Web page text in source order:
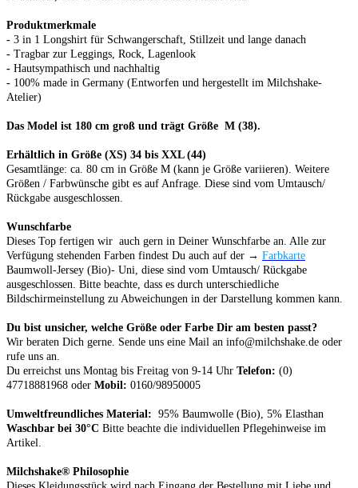
Produktmerkmale
- 3 in 1 Longshirt für Schwangerschaft, Stillzeit und lange danach
- Tragbar zur Leggings, Rock, Lagenlook
- Hautsympathisch und nachhaltig
- 100% made in Germany (Entworfen und hergestellt im Milchshake-
Atelier)
Das Model ist 180 cm groß und trägt Größe M (38).
Erhältlich in Größe (XS) 34 bis XXL (44)
Gesamtlänge: ca. 80 cm in Größe M (kann je Größe variieren). Weitere
Größen / Farbwünsche gibt es auf Anfrage. Diese sind vom Umtausch/
Rückgabe ausgeschlossen.
Wunschfarbe
Dieses Top fertigen wir auch gern in Deiner Wunschfarbe an. Alle zur
Verfügung stehenden Farben findest Du auch auf der → Farbkarte
Baumwoll-Jersey (Bio)- Uni, diese sind vom Umtausch/ Rückgabe
ausgeschlossen. Bitte beachte, dass es durch unterschiedliche
Bildschirmeinstellung zu Abweichungen in der Darstellung kommen kann.
Du bist unsicher, welche Größe oder Farbe Dir am besten passt?
Wir beraten Dich gerne. Sende uns eine Mail an info@milchshake.de oder
rufe uns an.
Du erreichst uns Montag bis Freitag von 9-14 Uhr Telefon: (0)
47718881968 oder Mobil: 0160/98950005
Umweltfreundliches Material: 95% Baumwolle (Bio), 5% Elasthan
Waschbar bei 30°C Bitte beachte die individuellen Pflegehinweise im
Artikel.
Milchshake® Philosophie